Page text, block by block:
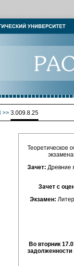
>> 3.009.8.25
Теоретическое
Зачет: Древние
Зачет с
Экзамен:
Во вторник